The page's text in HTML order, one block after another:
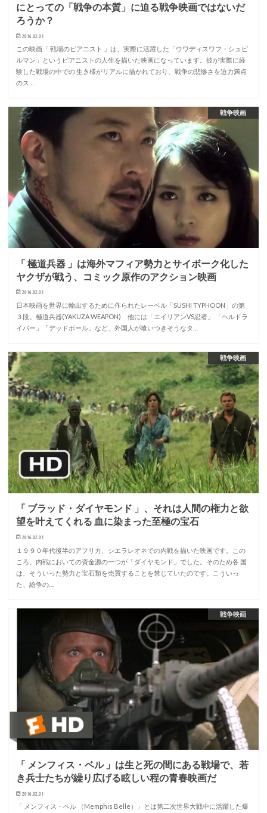
にとっての「戦争の本質」に迫る戦争映画ではないだ
ろうか？
2016.02.01
この映画「 戦場のピアニスト 」は、実際に活躍した「ウワディスワフ・シュピ
ルマン」というピアニストの人生を描いた映画になっています。彼が実際に経
験した戦場の中での 生き様がリアルに描かれており、戦争の悲惨さを迫力満点
のス…
戦争映画
「 極道兵器 」は海外マフィア勢力とサイボーク化した
ヤクザが戦う、コミック原作のアクション映画
2016.02.01
日本映画を世界に輸出するために作られたレーベル「SUSHI TYPHOON」の第
３段。極道兵器(YAKUZA WEAPON) 他には「エイリアンVS忍者」 「ヘルドラ
イバー」「デッドボール」など、外国人が喰いつきそうなタ…
戦争映画
「 ブラッド・ダイヤモンド 」、それは人間の権力と欲
望を叶えてくれる 血に染まった至極の宝石
2016.02.01
１９９０年代後半のアフリカ、シエラレオネでの内戦を描いた映画です。この
ころ、内戦においての資金源の一つが「ダイヤモンド」でした。そのため各 国
は、そういった勢力と宝石類を売買することを禁じていたのです。こういっ
た、紛争の…
戦争映画
「 メンフィス・ベル 」は生と死の間にある戦場で、若
き兵士たちが繰り広げる眩しい程の青春映画だ
2016.02.01
「 メンフィス・ベル （Memphis Belle）」とは第二次世界大戦中に活躍した爆